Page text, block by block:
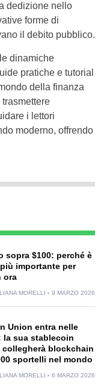
dedizione nello
forme di
il debito pubblico.
dinamiche
pratiche e tutorial
della finanza
i lettori
moderno, offrendo
sopra $100: perché è
importante per
ora
MORELLI 9 MARZO 2026
Union entra nelle
la sua stablecoin
collegherà blockchain
sportelli nel mondo
MORELLI 6 MARZO 2026